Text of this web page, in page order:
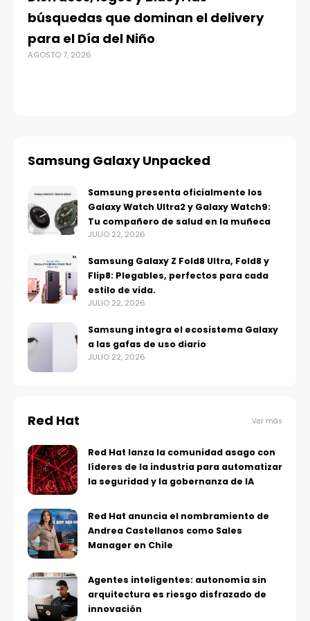
búsquedas que dominan el delivery
para el Día del Niño
AGOSTO 7, 2026
Samsung Galaxy Unpacked
Samsung presenta oficialmente los
Galaxy Watch Ultra2 y Galaxy Watch9:
Tu compañero de salud en la muñeca
JULIO 22, 2026
Samsung Galaxy Z Fold8 Ultra, Fold8 y
Flip8: Plegables, perfectos para cada
estilo de vida.
JULIO 22, 2026
Samsung integra el ecosistema Galaxy
a las gafas de uso diario
JULIO 22, 2026
Red Hat Ver más
Red Hat lanza la comunidad asago con
líderes de la industria para automatizar
la seguridad y la gobernanza de IA
Red Hat anuncia el nombramiento de
Andrea Castellanos como Sales
Manager en Chile
Agentes inteligentes: autonomía sin
arquitectura es riesgo disfrazado de
innovación